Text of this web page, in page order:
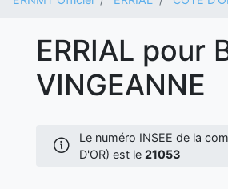
ERRIAL pour
VINGEANNE
Le numéro INSEE de la
D'OR) est le 21053